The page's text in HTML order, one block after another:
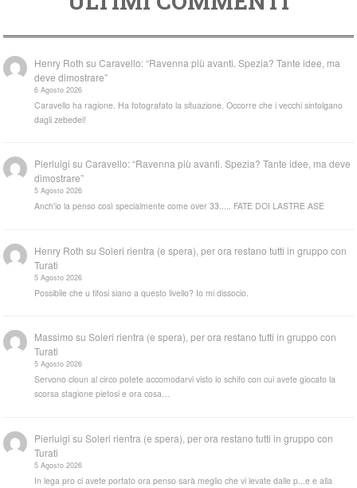
Henry Roth suCaravello: “Ravenna più avanti. Spezia? Tante idee, ma
deve dimostrare”
6 Agosto 2026
Caravello ha ragione. Ha fotografato la situazione. Occorre che i vecchi sintolgano
dagli zebedei!
Pierluigi suCaravello: “Ravenna più avanti. Spezia? Tante idee, ma deve
dimostrare”
5 Agosto 2026
Anch'io la penso così specialmente come over 33..... FATE DOI LASTRE ASE
Henry Roth suSoleri rientra (e spera), per ora restano tutti in gruppo con
Turati
5 Agosto 2026
Possibile che u tifosi siano a questo livello? Io mi dissocio.
Massimo suSoleri rientra (e spera), per ora restano tutti in gruppo con
Turati
5 Agosto 2026
Servono cloun al circo potete accomodarvi visto lo schifo con cui avete giocato la
scorsa stagione pietosi e ora cosa…
Pierluigi suSoleri rientra (e spera), per ora restano tutti in gruppo con
Turati
5 Agosto 2026
In lega pro ci avete portato ora penso sarà meglio che vi levate dalle p...e e alla